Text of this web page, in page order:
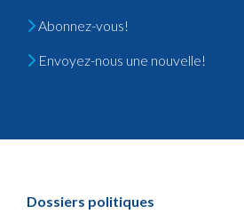
Abonnez-vous!
Envoyez-nous une nouvelle!
Dossiers politiques